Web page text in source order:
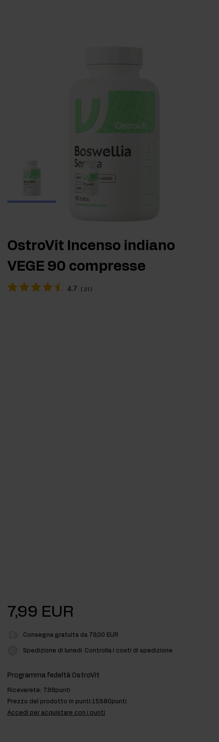
OstroVit Incenso indiano
VEGE 90 compresse
4.7 ( 31 )
7,99 EUR
Consegna gratuita da 79,00 EUR
Spedizione di lunedi Controlla i costi di spedizione
Programma fedeltà OstroVit
Riceverete: 7.99punti
Prezzo del prodotto in punti:159.80punti
Accedi per acquistare con i punti